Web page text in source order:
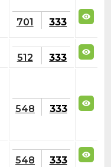
701 333
512 333
548 333
548 333